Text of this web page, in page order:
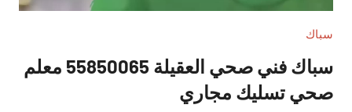
سباك
سباك فني صحي العقيلة 55850065 معلم
صحي تسليك مجاري